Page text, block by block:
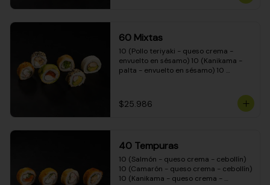
(Pimentón - queso crema - cebollín -
envuelto en masa tempura)
60 Mixtas
10 (Pollo teriyaki - queso crema -
envuelto en sésamo) 10 (Kanikama -
palta - envuelto en sésamo) 10
envuelto en queso crema) 10
(Camarón - queso crema - cebollín -
$25.986
40 Tempuras
10 (Salmón - queso crema - cebollín)
10 (Camarón - queso crema - cebollín)
10 (Kanikama - queso crema -